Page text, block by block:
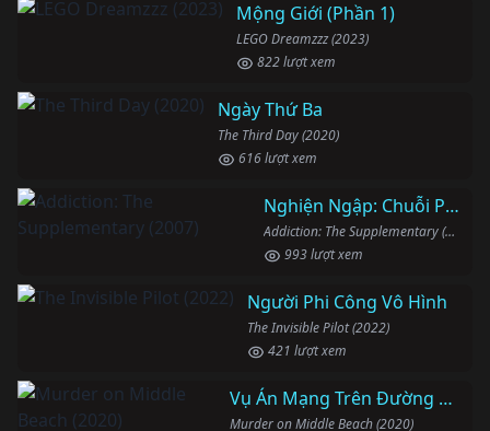
Mộng Giới (Phần 1)
LEGO Dreamzzz (2023)
822 lượt xem
Ngày Thứ Ba
The Third Day (2020)
616 lượt xem
Nghiện Ngập: Chuỗi Phim Bổ Trợ
Addiction: The Supplementary (2007)
993 lượt xem
Người Phi Công Vô Hình
The Invisible Pilot (2022)
421 lượt xem
Vụ Án Mạng Trên Đường Middle Beach
Murder on Middle Beach (2020)